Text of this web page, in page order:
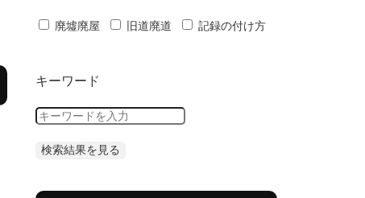
廃墟廃屋 旧道廃道 記録の付け方
キーワード